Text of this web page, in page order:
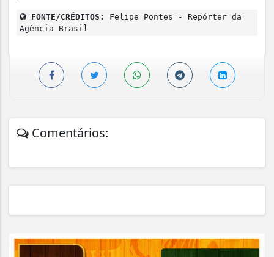
FONTE/CRÉDITOS:
Felipe Pontes - Repórter da
Agência Brasil
Comentários: